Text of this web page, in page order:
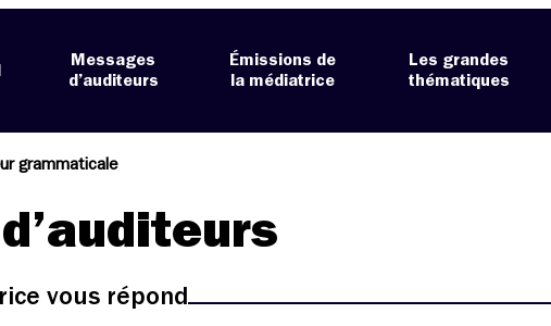
Messages
d’auditeurs
Émissions de
la médiatrice
Les grandes
thématiques
grammaticale
vous répond